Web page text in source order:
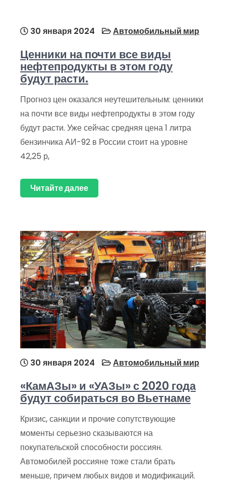
30 января 2024 Автомобильный мир
Ценники на почти все виды
нефтепродукты в этом году
будут расти.
Прогноз цен оказался неутешительным: ценники
на почти все виды нефтепродукты в этом году
будут расти. Уже сейчас средняя цена 1 литра
бензинчика АИ-92 в России стоит на уровне
42,25 р,
Читайте далее
30 января 2024 Автомобильный мир
«КамАЗы» и «УАЗы» с 2020 года
будут собираться во Вьетнаме
Кризис, санкции и прочие сопутствующие
моменты серьезно сказываются на
покупательской способности россиян.
Автомобилей россияне тоже стали брать
меньше, причем любых видов и модификаций.